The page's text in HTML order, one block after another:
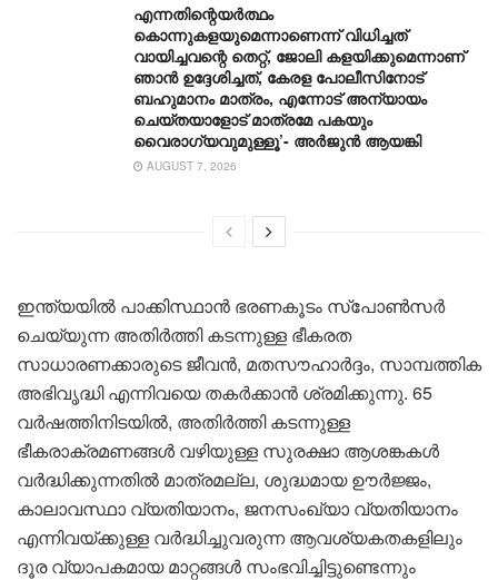
എന്നതിന്റെയർത്ഥം
കൊന്നുകളയുമെന്നാണെന്ന് വിധിച്ചത്
വായിച്ചവന്റെ തെറ്റ്, ജോലി കളയിക്കുമെന്നാണ്
ഞാൻ ഉദ്ദേശിച്ചത്, കേരള പോലീസിനോട്
ബഹുമാനം മാത്രം, എന്നോട് അന്യായം
ചെയ്തയാളോട് മാത്രമേ പകയും
വൈരാഗ്യവുമുള്ളൂ’- അർജുൻ ആയങ്കി
AUGUST 7, 2026
ഇന്ത്യയിൽ പാക്കിസ്ഥാൻ ഭരണകൂടം സ്പോൺസർ
ചെയ്യുന്ന അതിർത്തി കടന്നുള്ള ഭീകരത
സാധാരണക്കാരുടെ ജീവൻ, മതസൗഹാർദ്ദം, സാമ്പത്തിക
അഭിവൃദ്ധി എന്നിവയെ തകർക്കാൻ ശ്രമിക്കുന്നു. 65
വർഷത്തിനിടയിൽ, അതിർത്തി കടന്നുള്ള
ഭീകരാക്രമണങ്ങൾ വഴിയുള്ള സുരക്ഷാ ആശങ്കകൾ
വർദ്ധിക്കുന്നതിൽ മാത്രമല്ല, ശുദ്ധമായ ഊർജ്ജം,
കാലാവസ്ഥാ വ്യതിയാനം, ജനസംഖ്യാ വ്യതിയാനം
എന്നിവയ്ക്കുള്ള വർദ്ധിച്ചുവരുന്ന ആവശ്യകതകളിലും
ദൂര വ്യാപകമായ മാറ്റങ്ങൾ സംഭവിച്ചിട്ടുണ്ടെന്നും